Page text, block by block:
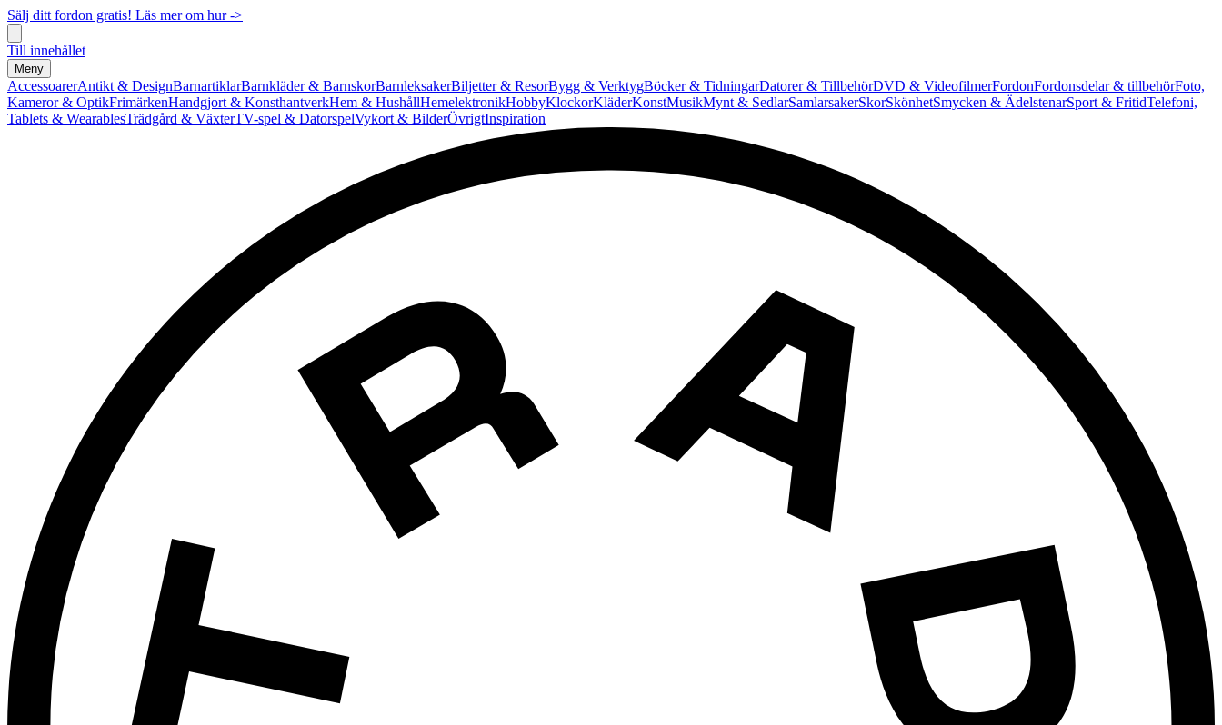
Sälj ditt fordon gratis! Läs mer om hur ->
Till innehållet
Meny
AccessoarerAntikt & DesignBarnartiklarBarnkläder & BarnskorBarnleksakerBiljetter & ResorBygg & VerktygBöcker & TidningarDatorer & TillbehörDVD & VideofilmerFordonFordonsdelar & tillbehörFoto,
Kameror & OptikFrimärkenHandgjort & KonsthantverkHem & HushållHemelektronikHobbyKlockorKläderKonstMusikMynt & SedlarSamlarsakerSkorSkönhetSmycken & ÄdelstenarSport & FritidTelefoni,
Tablets & WearablesTrädgård & VäxterTV-spel & DatorspelVykort & BilderÖvrigtInspiration